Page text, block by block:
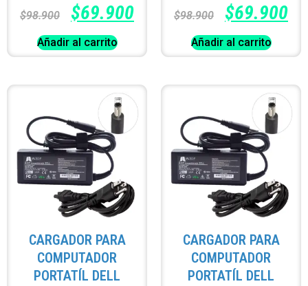
$98.900 $69.900
Añadir al carrito
$98.900 $69.900
Añadir al carrito
CARGADOR PARA
COMPUTADOR
PORTATÍL DELL
CARGADOR PARA
COMPUTADOR
PORTATÍL DELL